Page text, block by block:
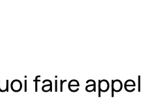
faire